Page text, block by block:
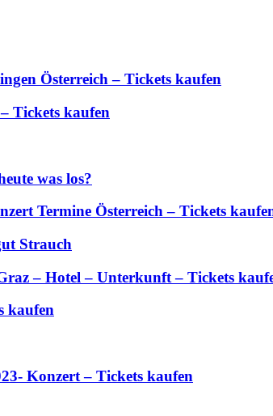
Österreich – Tickets kaufen
Tickets kaufen
was los?
Termine Österreich – Tickets
Strauch
– Hotel – Unterkunft – Tickets
kaufen
Konzert – Tickets kaufen